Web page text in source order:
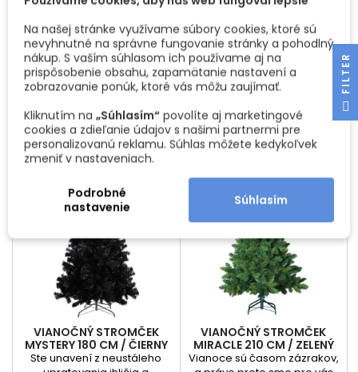
MIRACLE 180 CM / ZELENÝ
Vianoce sú časom zázrakov,
a práve preto sme pre vás
pripravili Vianočný stromček
MIRACLE 180 cm v zelenej
farbe. Tento umelý stromček
nie je len obyčajným
doplnkom vašich
sviatočných dekorácií, ale
skutočným majstrovským
dielom, ktoré prináša do
elegancie a udržateľnej
krásy. Prečo si vybrať
Vianočný stromček MIRACLE?
Cena
82,66 €Základná
cena
103,32 €
 Vložiť do košíka
STROMČEK ELENOR /
ČIERNA MATNÁ
Vianočný čas je o radosti,
rodinnej pohode a nádherne
ozdobenom domove, ktorý v
sebe nesie tú pravú
atmosféru sviatkov. Hlavnou
hviezdou vášho interiéru je
bezpochyby vianočný
stromček. Avšak, ako zaistiť,
aby váš stromček vyzeral
nielen krásne, ale aby stál
Predstavujeme vám Stojan
ELENOR...
Cena
20,66 €
 Vložiť do košíka
VIANOČNÝ STROMČEK
MYSTERY 180 CM / ČIERNY
Ste unavení z neustáleho
VIANOČNÝ STROMČEK
MIRACLE 210 CM / ZELENÝ
Vianoce sú časom zázrakov,
Na našej stránke využívame súbory cookies, ktoré sú
nevyhnutné na správne fungovanie stránky a pohodlný
nákup. S vaším súhlasom ich používame aj na
prispôsobenie obsahu, zapamätanie nastavení a
zobrazovanie ponúk, ktoré vás môžu zaujímať.
Kliknutím na „Súhlasím“ povolíte aj marketingové
cookies a zdieľanie údajov s našimi partnermi pre
personalizovanú reklamu. Súhlas môžete kedykoľvek
zmeniť v nastaveniach.
Podrobné
nastavenie
Súhlasím
R